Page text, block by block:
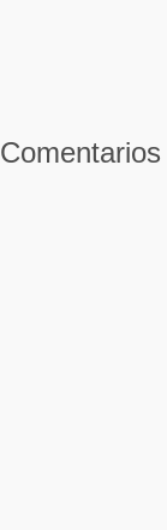
Comentarios